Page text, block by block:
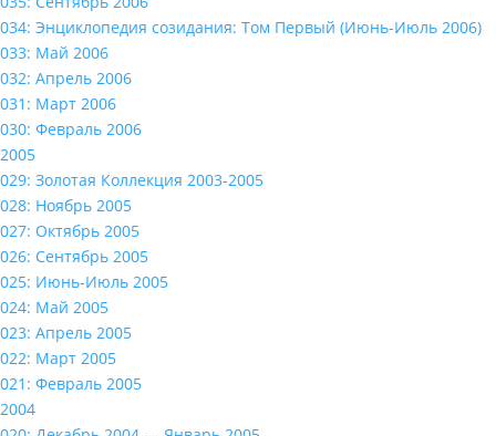
034: Энциклопедия созидания: Том Первый (Июнь-Июль 2006)
033: Май 2006
032: Апрель 2006
031: Март 2006
030: Февраль 2006
2005
029: Золотая Коллекция 2003-2005
028: Ноябрь 2005
027: Октябрь 2005
026: Сентябрь 2005
025: Июнь-Июль 2005
024: Май 2005
023: Апрель 2005
022: Март 2005
021: Февраль 2005
2004